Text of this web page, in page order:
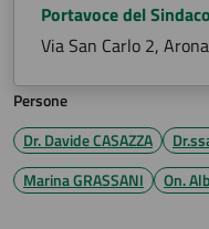
Portavoce del Sindaco
Via San Carlo 2,
Persone
Dr. Davide CASAZZA
Marina GRASSANI
On.